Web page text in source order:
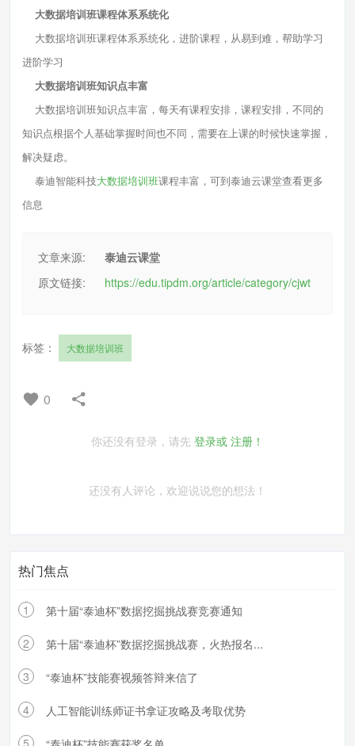
大数据培训班课程体系系统化
大数据培训班课程体系系统化，进阶课程，从易到难，帮助学习
进阶学习
大数据培训班知识点丰富
大数据培训班知识点丰富，每天有课程安排，课程安排，不同的
知识点根据个人基础掌握时间也不同，需要在上课的时候快速掌握，
解决疑虑。
泰迪智能科技大数据培训班课程丰富，可到泰迪云课堂查看更多
信息
文章来源:
泰迪云课堂
原文链接:
https://edu.tipdm.org/article/category/cjwt
标签： 大数据培训班
0
你还没有登录，请先 登录或 注册！
还没有人评论，欢迎说说您的想法！
热门焦点
1 第十届“泰迪杯”数据挖掘挑战赛竞赛通知
2 第十届“泰迪杯”数据挖掘挑战赛，火热报名...
3 “泰迪杯”技能赛视频答辩来信了
4 人工智能训练师证书拿证攻略及考取优势
5